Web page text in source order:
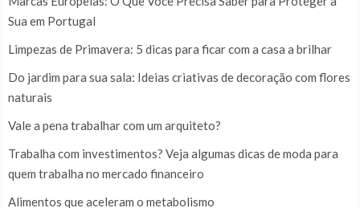
Sua em Portugal
Limpezas de Primavera: 5 dicas para ficar com a casa a brilhar
Do jardim para sua sala: Ideias criativas de decoração com flores
naturais
Vale a pena trabalhar com um arquiteto?
Trabalha com investimentos? Veja algumas dicas de moda para
quem trabalha no mercado financeiro
Alimentos que aceleram o metabolismo